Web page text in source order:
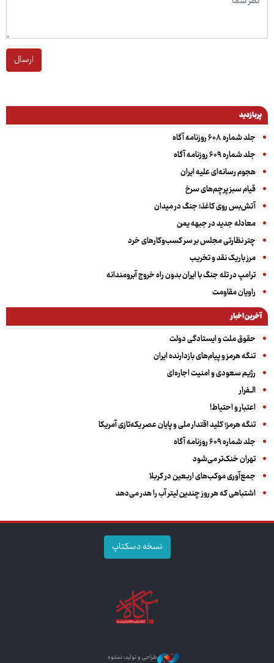
ارسال
پربازدید
جلد شماره ۶۰۸ روزنامه آگاه
جلد شماره ۶۰۹ روزنامه آگاه
هجوم رسانه‌ای علیه ایران
قیام سبز پرچم‌های سرخ
آتش‌بس روی کاغذ؛ جنگ در میدان
معادله جدید در جبهه یمن
چتر نظارتی مجلس بر سر کسب‌وکارهای خرد
مرز باریک نقد و تخریب
ترامپ در تله جنگ با ایران بدون راه خروج آبرومندانه
راویان مقاومت
آخرین اخبار
حقوق ملت و ایستادگی دولت
تنگه هرمز و پیام‌های بازدارنده ایران
رژیم سعودی و امنیت اجاره‌ای
الــفرار
اعتبار و احتیاط!
تنگه هرمز؛ کلید اقتدار ملی و پایان عصر یکه‌تازی آمریکا
جلد شماره ۶۰۹ روزنامه آگاه
تهران خنک‌تر می‌شود
جمع‌آوری موکب‌های اربعین در کربلا
اشتباهی که هر روز چندین لیتر آب را هدر می‌دهد
نسخه دسکتاپ
طراحی و تولید: نستوه